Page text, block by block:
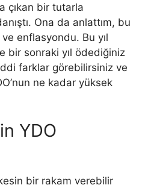
çıkan bir tutarla
Ona da anlattım, bu
ve enflasyondu. Bu yıl
bir sonraki yıl ödediğiniz
farklar görebilirsiniz ve
ne kadar yüksek
YDO
bir rakam verebilir